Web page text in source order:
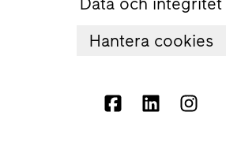
Hantera cookies